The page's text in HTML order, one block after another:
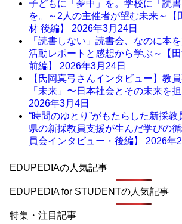
子どもに「夢中」を。学校に「読書
を。～2人の主催者が望む未来～【
材 後編】 2026年3月24日
「読書しない」読書会、なのに本
活動レポートと感想から学ぶ～【
前編】 2026年3月24日
【氏岡真弓さんインタビュー】教
「未来」〜日本社会とその未来を
2026年3月4日
“時間のゆとり”がもたらした新採
県の新採教員支援が生んだ学びの
員会インタビュー・後編】 2026年
EDUPEDIAの人気記事
EDUPEDIA for STUDENTの人気記事
特集・注目記事